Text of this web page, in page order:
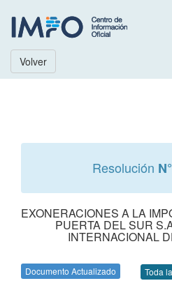
Volver
Resolución
EXONERACIONES A LA
PUERTA DEL SUR
INTERNACIONAL
Documento Actualizado Toda